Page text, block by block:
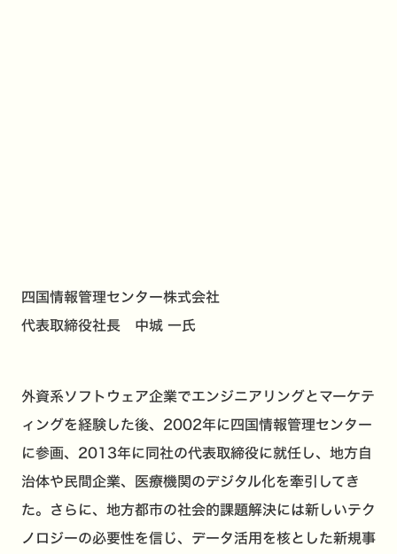
四国情報管理センター株式会社
代表取締役社長 中城 一氏
外資系ソフトウェア企業でエンジニアリングとマーケテ
ィングを経験した後、2002年に四国情報管理センター
に参画、2013年に同社の代表取締役に就任し、地方自
治体や民間企業、医療機関のデジタル化を牽引してき
た。さらに、地方都市の社会的課題解決には新しいテク
ノロジーの必要性を信じ、データ活用を核とした新規事